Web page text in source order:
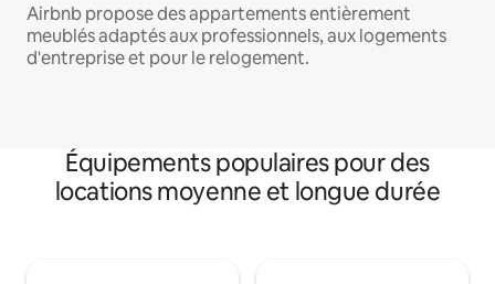
Airbnb propose des appartements entièrement
meublés adaptés aux professionnels, aux logements
d'entreprise et pour le relogement.
Équipements populaires pour des
locations moyenne et longue durée